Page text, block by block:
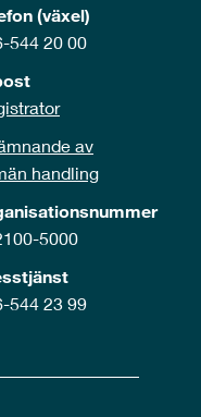
(växel)
544 20 00
av
handling
5000
544 23 99